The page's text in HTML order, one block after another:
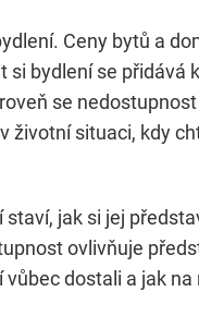
Ceny bytů a
bydlení se přidává
se
životní situaci, kdy
jak si jej
ovlivňuje
dostali a jak